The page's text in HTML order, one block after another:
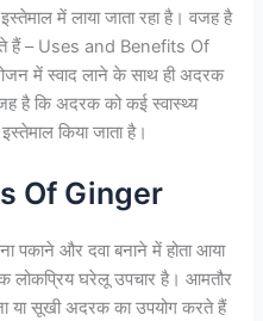
में लाया जाता रहा है। वजह है
हैं – Uses and Benefits Of
में स्वाद लाने के साथ ही अदरक
है कि अदरक को कई स्वास्थ्य
किया जाता है।
Of Ginger
पकाने और दवा बनाने में होता आया
लोकप्रिय घरेलू उपचार है। आमतौर
या सूखी अदरक का उपयोग करते हैं